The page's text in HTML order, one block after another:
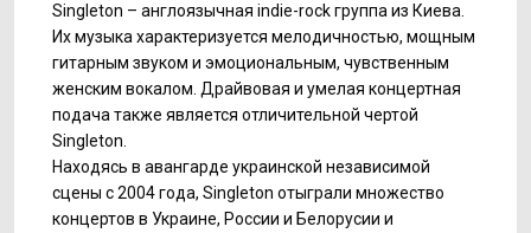
Singleton – англоязычная indie-rock группа из Киева.
Их музыка характеризуется мелодичностью, мощным
гитарным звуком и эмоциональным, чувственным
женским вокалом. Драйвовая и умелая концертная
подача также является отличительной чертой
Singleton.
Находясь в авангарде украинской независимой
сцены с 2004 года, Singleton отыграли множество
концертов в Украине, России и Белорусии и